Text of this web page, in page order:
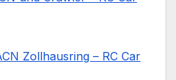
Zollhausring – RC Car